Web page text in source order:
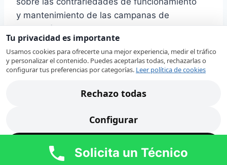
y mantenimiento de las campanas de
extracción reparadas.
Una campana es un aparato familiar, sin el cual
actualmente es difícil imaginar el interior de
alta calidad y puede marchar sin problemas y
cualquier otro dispositivo, tarde o temprano, las
revisión por un profesional capacitado.
Tu privacidad es importante
Usamos cookies para ofrecerte una mejor experiencia, medir el tráfico
y personalizar el contenido. Puedes aceptarlas todas, rechazarlas o
configurar tus preferencias por categorías. Leer política de cookies
Rechazo todas
Configurar
Acepto todas
Solicita un Técnico